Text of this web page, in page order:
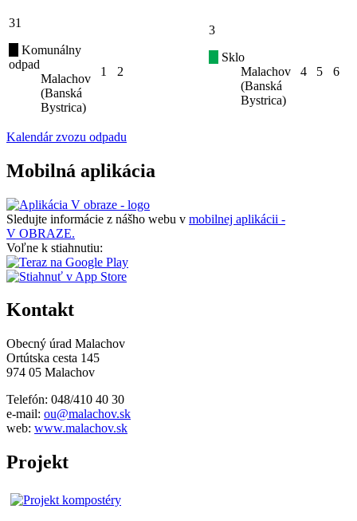
31
Komunálny
odpad
Malachov
(Banská
Bystrica)
1 2
3
Sklo
Malachov
(Banská
Bystrica)
4 5 6
Kalendár zvozu odpadu
Mobilná aplikácia
Sledujte informácie z nášho webu v mobilnej aplikácii -
V OBRAZE.
Voľne k stiahnutiu:
Kontakt
Obecný úrad Malachov
Ortútska cesta 145
974 05 Malachov
Telefón: 048/410 40 30
e-mail: ou@malachov.sk
web: www.malachov.sk
Projekt